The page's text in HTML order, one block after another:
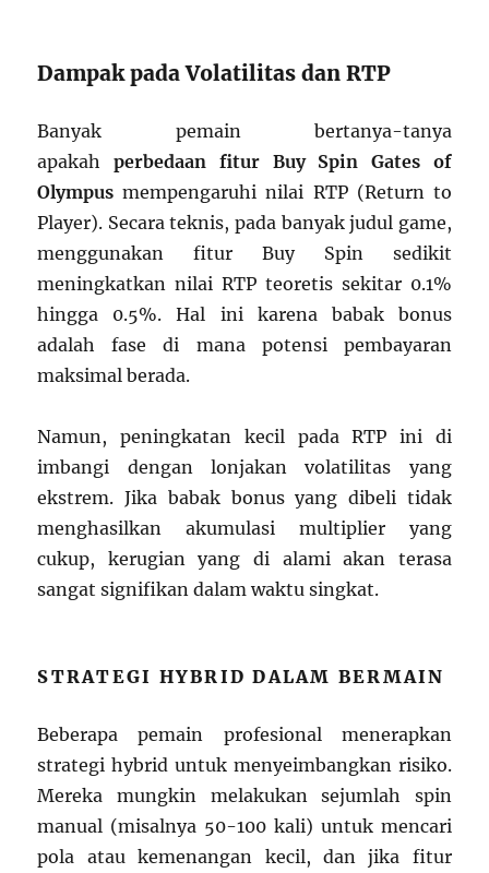
Dampak pada Volatilitas dan RTP
Banyak pemain bertanya-tanya
apakahperbedaan fitur Buy Spin Gates of
Olympus mempengaruhi nilai RTP (Return to
Player). Secara teknis, pada banyak judul game,
menggunakan fitur Buy Spin sedikit
meningkatkan nilai RTP teoretis sekitar 0.1%
hingga 0.5%. Hal ini karena babak bonus
adalah fase di mana potensi pembayaran
maksimal berada.
Namun, peningkatan kecil pada RTP ini di
imbangi dengan lonjakan volatilitas yang
ekstrem. Jika babak bonus yang dibeli tidak
menghasilkan akumulasi multiplier yang
cukup, kerugian yang di alami akan terasa
sangat signifikan dalam waktu singkat.
STRATEGI HYBRID DALAM BERMAIN
Beberapa pemain profesional menerapkan
strategi hybrid untuk menyeimbangkan risiko.
Mereka mungkin melakukan sejumlah spin
manual (misalnya 50-100 kali) untuk mencari
pola atau kemenangan kecil, dan jika fitur